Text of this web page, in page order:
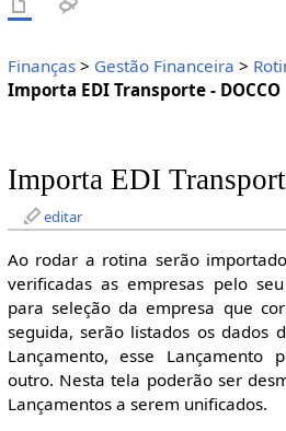
Finanças> Gestão Financeira >
Importa EDI Transporte - DOCCO
Importa EDI
editar
Ao rodar a rotina serão
verificadas as empresas pelo
para seleção da empresa que
seguida, serão listados os dados
Lançamento, esse Lançamento
outro. Nesta tela poderão ser
Lançamentos a serem unificados.